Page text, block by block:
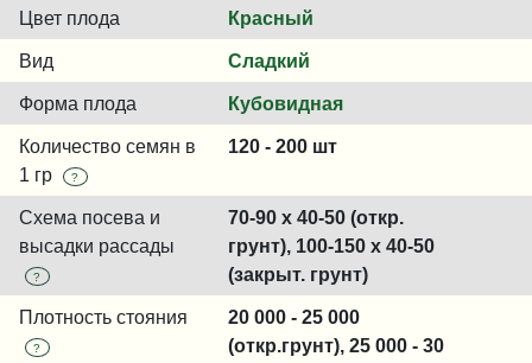
Цвет плода Красный
Вид Сладкий
Форма плода Кубовидная
Количество семян в
1 гр
?
120 - 200 шт
Схема посева и
высадки рассады
?
70-90 x 40-50 (откр.
грунт), 100-150 x 40-50
(закрыт. грунт)
Плотность стояния
?
20 000 - 25 000
(откр.грунт), 25 000 - 30